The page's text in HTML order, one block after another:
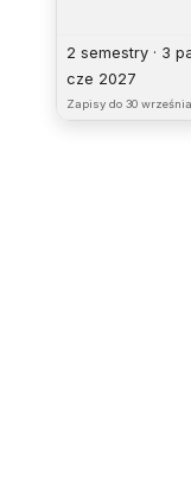
2 semestry · 3
cze 2027
Zapisy do 30